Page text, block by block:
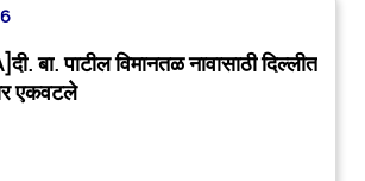
बा. पाटील विमानतळ नावासाठी दिल्लीत
एकवटले